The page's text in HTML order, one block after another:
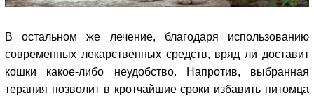
В остальном же лечение, благодаря использованию
современных лекарственных средств, вряд ли доставит
кошки какое-либо неудобство. Напротив, выбранная
терапия позволит в кротчайшие сроки избавить питомца